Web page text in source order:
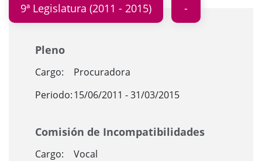
9ª Legislatura (2011 - 2015)
Pleno
Cargo:
Procuradora
Periodo:15/06/2011 - 31/03/2015
Comisión de Incompatibilidades
Cargo:
Vocal